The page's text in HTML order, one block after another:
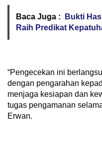
Baca Juga :
Bukti
Raih Predikat
“Pengecekan ini
dengan pengarahan
menjaga kesiapan dan
tugas pengamanan
Erwan.